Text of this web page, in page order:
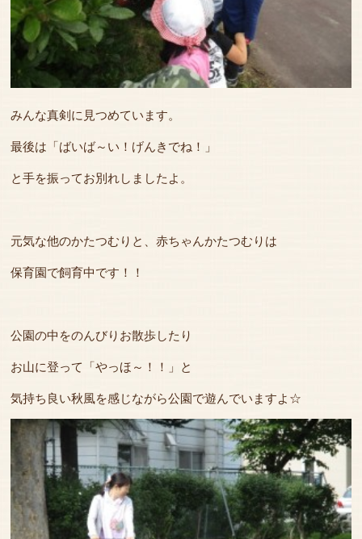
みんな真剣に見つめています。
最後は「ばいば～い！げんきでね！」
と手を振ってお別れしましたよ。
元気な他のかたつむりと、赤ちゃんかたつむりは
保育園で飼育中です！！
公園の中をのんびりお散歩したり
お山に登って「やっほ～！！」と
気持ち良い秋風を感じながら公園で遊んでいますよ☆